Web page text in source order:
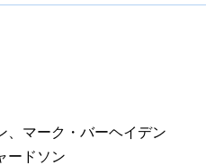
、マーク・バーヘイデン
ードソン